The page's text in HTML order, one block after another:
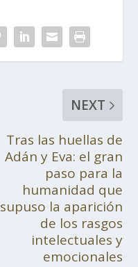
NEXT
Tras las huellas de
Adán y Eva: el gran
paso para la
humanidad que
supuso la aparición
de los rasgos
intelectuales y
emocionales